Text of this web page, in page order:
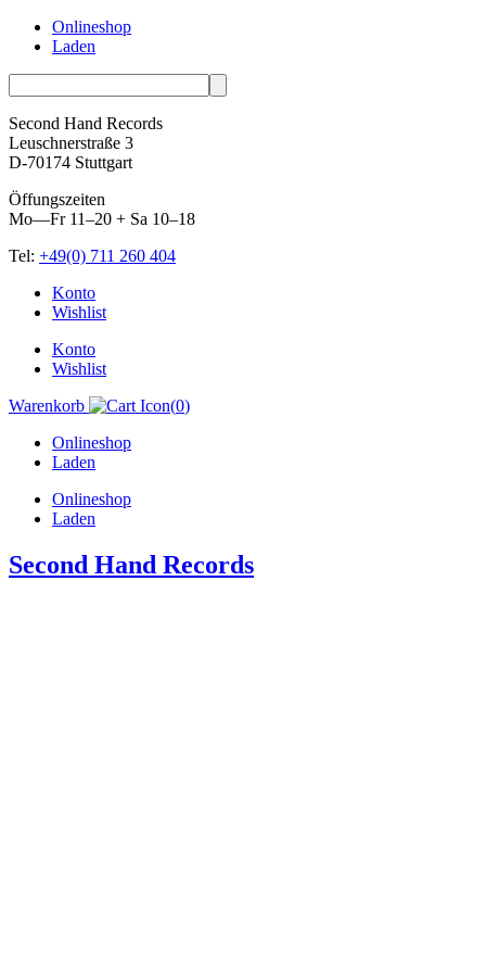
Onlineshop
Laden
Second Hand Records
Leuschnerstraße 3
D-70174 Stuttgart
Öffungszeiten
Mo—Fr 11–20 + Sa 10–18
Tel: +49(0) 711 260 404
Skip
Konto
Wishlist
Konto
Wishlist
Warenkorb
(0)
Onlineshop
Laden
Onlineshop
Laden
Second Hand Records